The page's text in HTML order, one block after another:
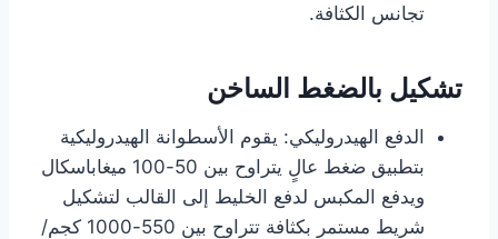
تجانس الكثافة.
تشكيل بالضغط الساخن
الدفع الهيدروليكي: يقوم الأسطوانة الهيدروليكية
بتطبيق ضغط عالٍ يتراوح بين 50-100 ميغاباسكال
ويدفع المكبس لدفع الخليط إلى القالب لتشكيل
شريط مستمر بكثافة تتراوح بين 550-1000 كجم/